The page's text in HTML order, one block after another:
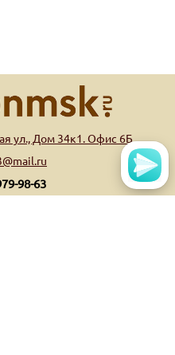
ул., Дом 34к1. Офис 6Б
98-63